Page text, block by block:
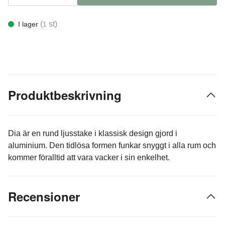
I lager (1 st)
Produktbeskrivning
Dia är en rund ljusstake i klassisk design gjord i
aluminium. Den tidlösa formen funkar snyggt i alla rum och
kommer föralltid att vara vacker i sin enkelhet.
Recensioner